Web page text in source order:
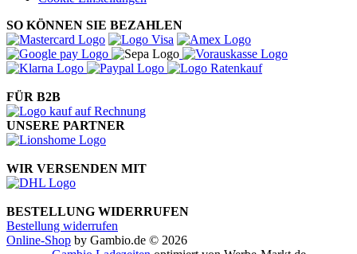
SO KÖNNEN SIE BEZAHLEN
FÜR B2B
UNSERE PARTNER
WIR VERSENDEN MIT
BESTELLUNG WIDERRUFEN
Bestellung widerrufen
Online-Shop by Gambio.de © 2026